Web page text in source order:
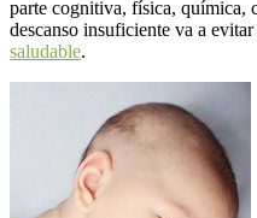
parte cognitiva, física, química,
descanso insuficiente va a evitar
saludable.